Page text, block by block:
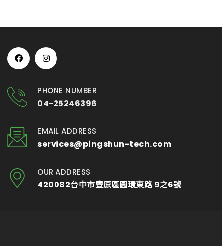
PHONE NUMBER
04-25246396
EMAIL ADDRESS
services@pingshun-tech.com
OUR ADDRESS
420082台中市豐原區圓環東路 9之6號